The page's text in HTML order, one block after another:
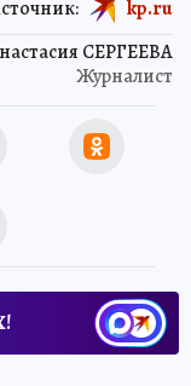
СЕРГЕЕВА
Журналист
kp.ru